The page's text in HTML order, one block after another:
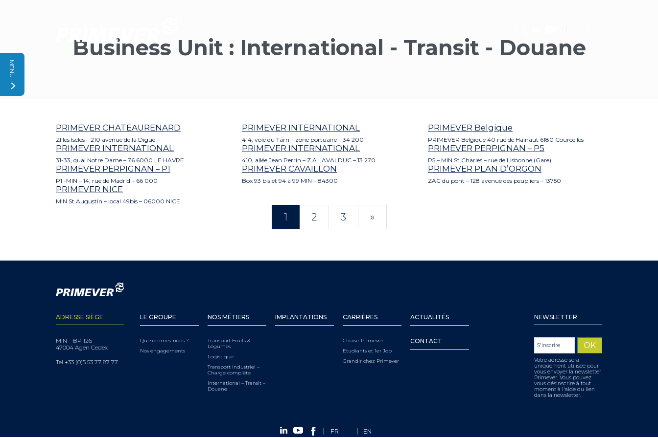
MENU
Business Unit : International - Transit - Douane
PRIMEVER CHATEAURENARD
ZI les Iscles – 210 avenue de la Digue –
PRIMEVER INTERNATIONAL
414, voie du Tarn – zone portuaire – 34 200
PRIMEVER Belgique
PRIMEVER Belgique 40 rue de Hainaut 6180 Courcelles
PRIMEVER INTERNATIONAL
31-33, quai Notre Dame – 76 6000 LE HAVRE
PRIMEVER INTERNATIONAL
410, allée Jean Perrin – Z.A LAVALDUC – 13 270
PRIMEVER PERPIGNAN – P5
P5 – MIN St Charles – rue de Lisbonne (Gare)
PRIMEVER PERPIGNAN – P1
P1 -MIN – 14, rue de Madrid – 66 000
PRIMEVER CAVAILLON
Box 93 bis et 94 à 99 MIN – 84300
PRIMEVER PLAN D’ORGON
ZAC du pont – 128 avenue des peupliers – 13750
PRIMEVER NICE
MIN St Augustin – local 49bis – 06000 NICE
NAVIGATION DES ARTICLES
1 2 3 »
ADRESSE SIÈGE
MIN – BP 126
47004 Agen Cedex
Tel +33 (0)5 53 77 87 77
LE GROUPE
Qui sommes-nous ?
Nos engagements
NOS MÉTIERS
Transport Fruits &
Légumes
Logistique
Transport industriel –
Charge complète
International – Transit –
Douane
IMPLANTATIONS CARRIÈRES
Choisir Primever
Etudiants et 1er Job
Grandir chez Primever
ACTUALITÉS
CONTACT
NEWSLETTER
Votre adresse sera
uniquement utilisée pour
vous envoyer la newsletter
Primever. Vous pouvez
vous désinscrire à tout
moment à l'aide du lien
dans la newsletter.
FR EN